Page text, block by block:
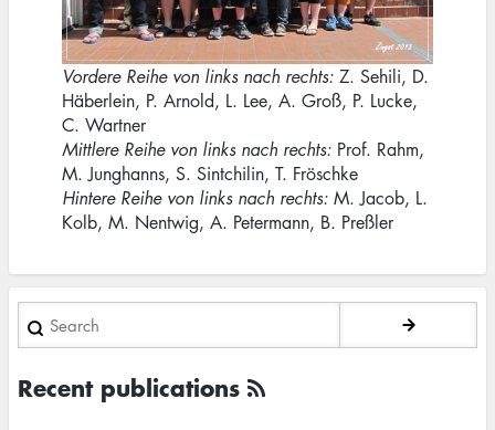
Vordere Reihe von links nach rechts: Z. Sehili, D.
Häberlein, P. Arnold, L. Lee, A. Groß, P. Lucke,
C. Wartner
Mittlere Reihe von links nach rechts: Prof. Rahm,
M. Junghanns, S. Sintchilin, T. Fröschke
Hintere Reihe von links nach rechts: M. Jacob, L.
Kolb, M. Nentwig, A. Petermann, B. Preßler
Search
Recent publications